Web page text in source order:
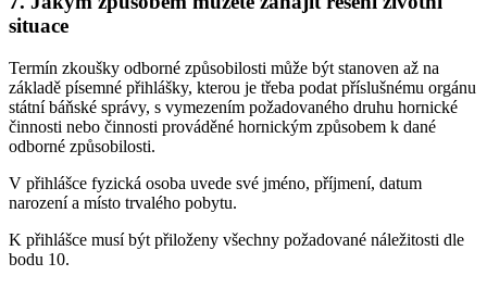
situace
Termín zkoušky odborné způsobilosti může být stanoven až na
základě písemné přihlášky, kterou je třeba podat příslušnému orgánu
státní báňské správy, s vymezením požadovaného druhu hornické
činnosti nebo činnosti prováděné hornickým způsobem k dané
odborné způsobilosti.
V přihlášce fyzická osoba uvede své jméno, příjmení, datum
narození a místo trvalého pobytu.
K přihlášce musí být přiloženy všechny požadované náležitosti dle
bodu 10.